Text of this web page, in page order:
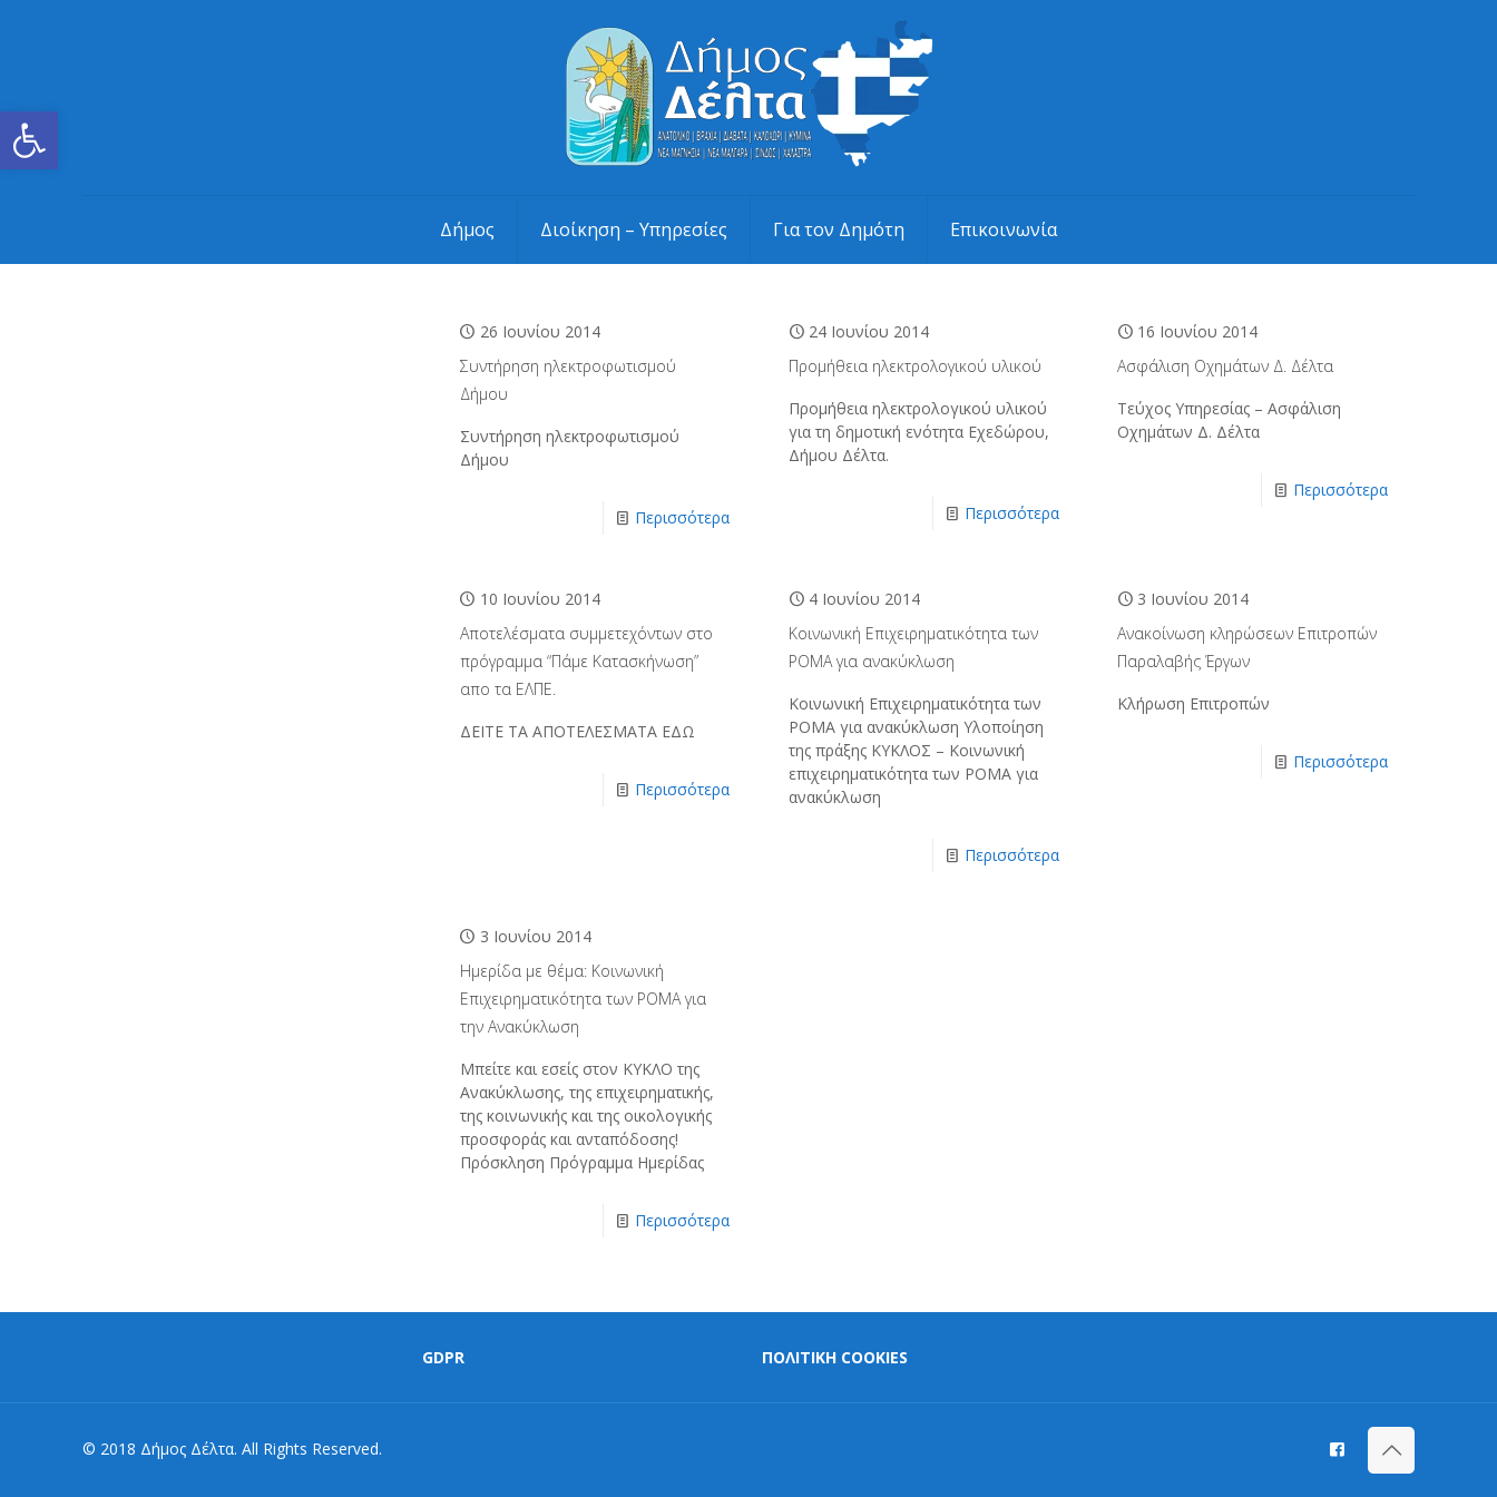
Ανοίξτε τη γραμμή εργαλείων
Δήμος Διοίκηση – Υπηρεσίες Για τον Δημότη Επικοινωνία
26 Ιουνίου 2014
Συντήρηση ηλεκτροφωτισμού
Δήμου
Συντήρηση ηλεκτροφωτισμού
Δήμου
Περισσότερα
24 Ιουνίου 2014
Προμήθεια ηλεκτρολογικού υλικού
Προμήθεια ηλεκτρολογικού υλικού
για τη δημοτική ενότητα Εχεδώρου,
Δήμου Δέλτα.
Περισσότερα
16 Ιουνίου 2014
Ασφάλιση Οχημάτων Δ. Δέλτα
Τεύχος Υπηρεσίας – Ασφάλιση
Οχημάτων Δ. Δέλτα
Περισσότερα
10 Ιουνίου 2014
Αποτελέσματα συμμετεχόντων στο
πρόγραμμα “Πάμε Κατασκήνωση”
απο τα ΕΛΠΕ.
ΔΕΙΤΕ ΤΑ ΑΠΟΤΕΛΕΣΜΑΤΑ ΕΔΩ
Περισσότερα
4 Ιουνίου 2014
Κοινωνική Επιχειρηματικότητα των
ΡΟΜΑ για ανακύκλωση
Κοινωνική Επιχειρηματικότητα των
ΡΟΜΑ για ανακύκλωση Υλοποίηση
της πράξης ΚΥΚΛΟΣ – Κοινωνική
επιχειρηματικότητα των ΡΟΜΑ για
ανακύκλωση
Περισσότερα
3 Ιουνίου 2014
Ανακοίνωση κληρώσεων Επιτροπών
Παραλαβής Έργων
Κλήρωση Επιτροπών
Περισσότερα
3 Ιουνίου 2014
Ημερίδα με θέμα: Κοινωνική
Επιχειρηματικότητα των ΡΟΜΑ για
την Ανακύκλωση
Μπείτε και εσείς στον ΚΥΚΛΟ της
Ανακύκλωσης, της επιχειρηματικής,
της κοινωνικής και της οικολογικής
προσφοράς και ανταπόδοσης!
Πρόσκληση Πρόγραμμα Ημερίδας
Περισσότερα
GDPR ΠΟΛΙΤΙΚΗ COOKIES
© 2018 Δήμος Δέλτα. All Rights Reserved.